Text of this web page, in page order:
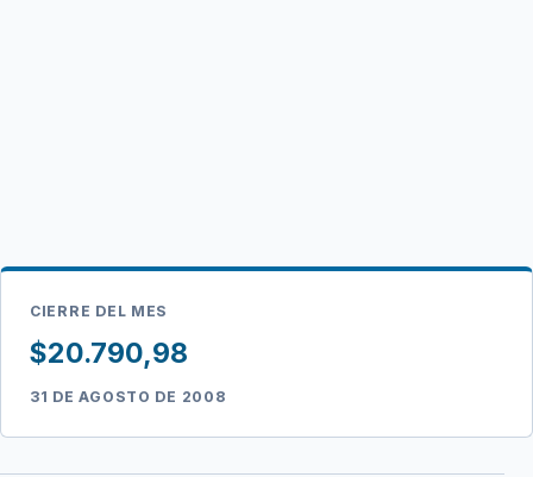
CIERRE DEL MES
$20.790,98
31 DE AGOSTO DE 2008